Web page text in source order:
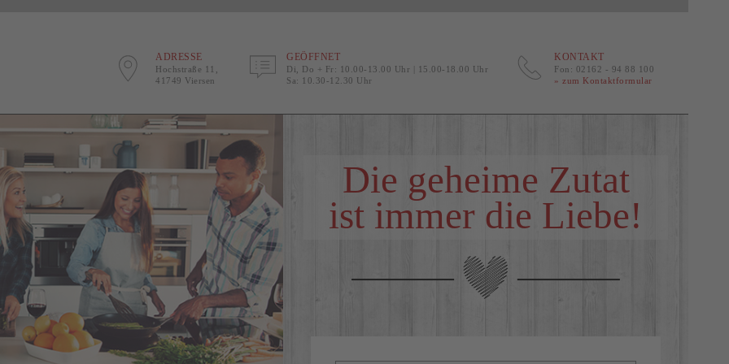
ADRESSE
Hochstraße 11,
41749 Viersen
GEÖFFNET
Di, Do + Fr: 10.00-13.00 Uhr | 15.00-18.00 Uhr
Sa: 10.30-12.30 Uhr
KONTAKT
Fon: 02162 - 94 88 100
» zum Kontaktformular
Die geheime Zutat
ist immer die Liebe!